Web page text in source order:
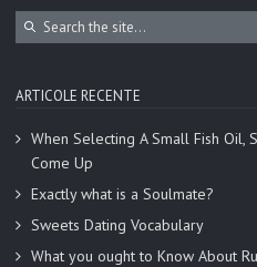
ARTICOLE RECENTE
When Selecting A Small Fish Oil,
Come Up
Exactly what is a Soulmate?
Sweets Dating Vocabulary
What you ought to Know About